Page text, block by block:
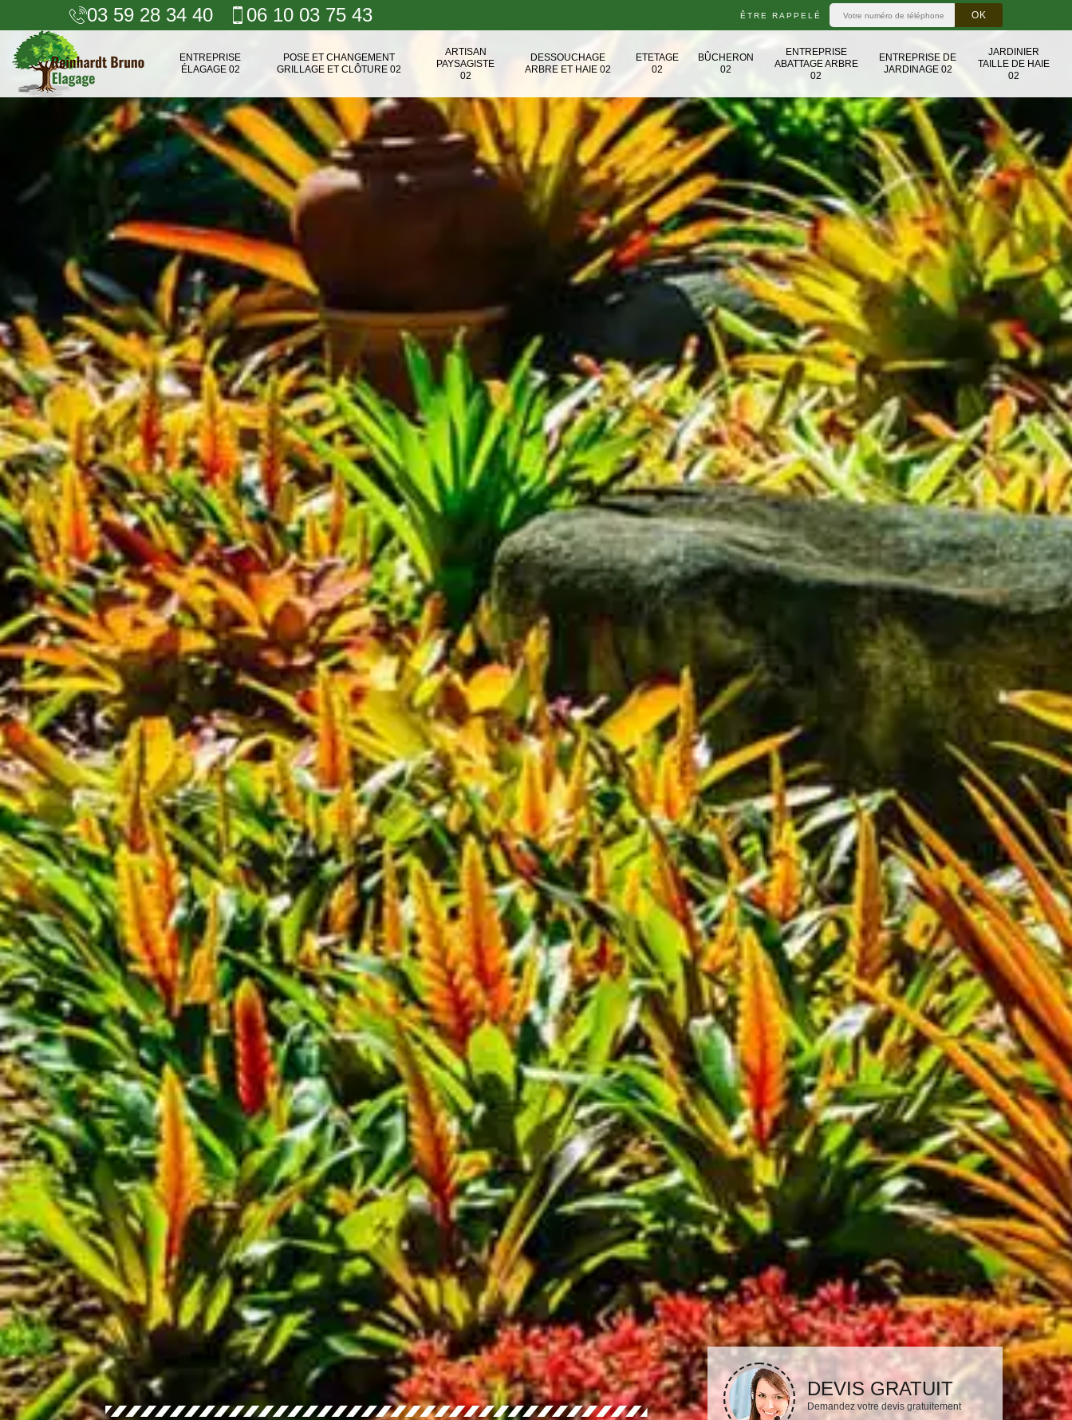
03 59 28 34 40 06 10 03 75 43 ÊTRE RAPPELÉ
ENTREPRISE
ÉLAGAGE 02
POSE ET CHANGEMENT
GRILLAGE ET CLÔTURE 02
ARTISAN
PAYSAGISTE
02
DESSOUCHAGE
ARBRE ET HAIE 02
ETETAGE
02
BÛCHERON
02
ENTREPRISE
ABATTAGE ARBRE
02
ENTREPRISE DE
JARDINAGE 02
JARDINIER
TAILLE DE HAIE
02
DEVIS GRATUIT
Demandez votre devis gratuitement